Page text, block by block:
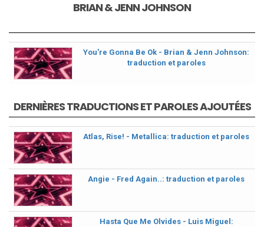
BRIAN & JENN JOHNSON
You're Gonna Be Ok - Brian & Jenn Johnson:
traduction et paroles
DERNIÈRES TRADUCTIONS ET PAROLES AJOUTÉES
Atlas, Rise! - Metallica: traduction et paroles
Angie - Fred Again..: traduction et paroles
Hasta Que Me Olvides - Luis Miguel: